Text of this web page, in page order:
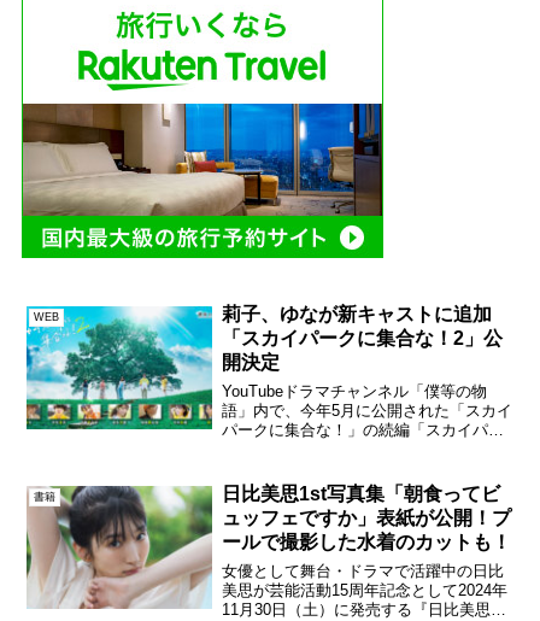
WEB
莉子、ゆなが新キャストに追加
「スカイパークに集合な！2」公
開決定
YouTubeドラマチャンネル「僕等の物
語」内で、今年5月に公開された「スカイ
パークに集合な！」の続編「スカイパー
愛や福崎那由他、宇佐卓真、元チームし
ゃちほこの伊藤千...
書籍
日比美思1st写真集「朝食ってビ
ュッフェですか」表紙が公開！プ
ールで撮影した水着のカットも！
⼥優として舞台・ドラマで活躍中の日比
美思が芸能活動15周年記念として2024年
11月30日（土）に発売する『日比美思1st